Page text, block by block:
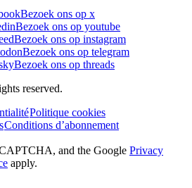
Bezoek ons op x
Bezoek ons op youtube
Bezoek ons op instagram
Bezoek ons op telegram
Bezoek ons op threads
reserved.
Politique cookies
Conditions d’abonnement
and the Google Privacy
apply.